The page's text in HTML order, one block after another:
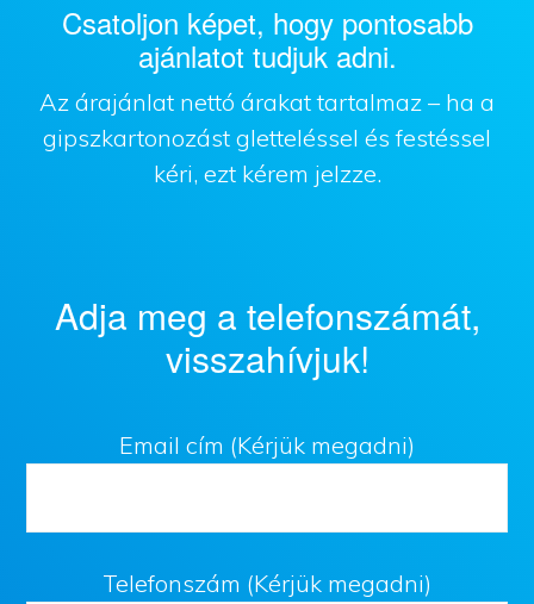
Csatoljon képet, hogy pontosabb
ajánlatot tudjuk adni.
Az árajánlat nettó árakat tartalmaz – ha a
gipszkartonozást gletteléssel és festéssel
kéri, ezt kérem jelzze.
Adja meg a telefonszámát,
visszahívjuk!
Email cím (Kérjük megadni)
Telefonszám (Kérjük megadni)